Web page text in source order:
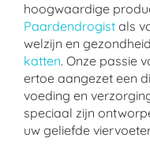
hoogwaardige
Paardendrogist als
welzijn en
katten. Onze passie
ertoe aangezet een
voeding en
speciaal zijn
uw geliefde